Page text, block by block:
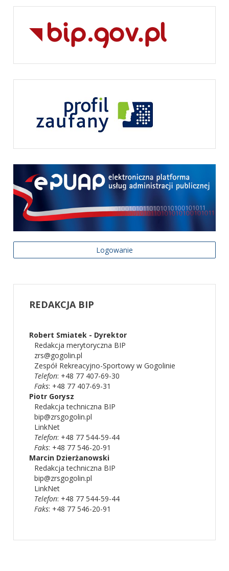
Logowanie
REDAKCJA BIP
Robert Smiatek - Dyrektor
Redakcja merytoryczna BIP
zrs@gogolin.pl
Zespół Rekreacyjno-Sportowy w Gogolinie
Telefon: +48 77 407-69-30
Faks: +48 77 407-69-31
Piotr Gorysz
Redakcja techniczna BIP
bip@zrsgogolin.pl
LinkNet
Telefon: +48 77 544-59-44
Faks: +48 77 546-20-91
Marcin Dzierżanowski
Redakcja techniczna BIP
bip@zrsgogolin.pl
LinkNet
Telefon: +48 77 544-59-44
Faks: +48 77 546-20-91